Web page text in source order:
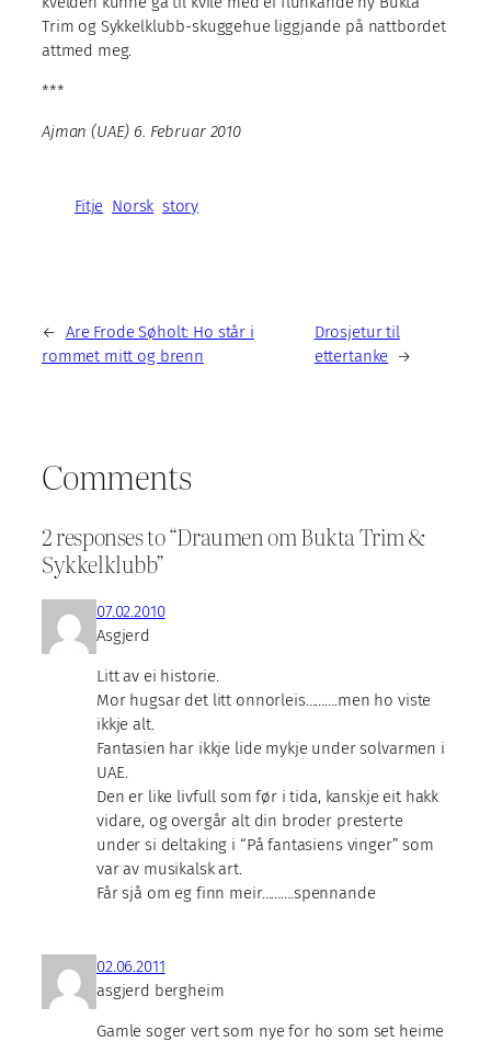
Trim og Sykkelklubb-skuggehue liggjande på nattbordet
attmed meg.
***
Ajman (UAE) 6. Februar 2010
Fitje Norsk story
← Are Frode Søholt: Ho står i
rommet mitt og brenn
Drosjetur til
ettertanke →
Comments
2 responses to “Draumen om Bukta Trim &
Sykkelklubb”
07.02.2010
Asgjerd
Litt av ei historie.
Mor hugsar det litt onnorleis……….men ho viste
ikkje alt.
Fantasien har ikkje lide mykje under solvarmen i
UAE.
Den er like livfull som før i tida, kanskje eit hakk
vidare, og overgår alt din broder presterte
under si deltaking i “På fantasiens vinger” som
var av musikalsk art.
Får sjå om eg finn meir……….spennande
02.06.2011
asgjerd bergheim
Gamle soger vert som nye for ho som set heime